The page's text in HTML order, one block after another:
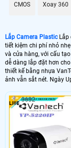
CMOS Xoay 360
Lắp Camera PlasticLắp
tiết kiệm chi phí nhỏ
và cửa hàng, với cấu
dễ dàng lắp đặt hơn
thiết kế bằng nhựa
ảnh vẫn sắt nét. Ngày
3632